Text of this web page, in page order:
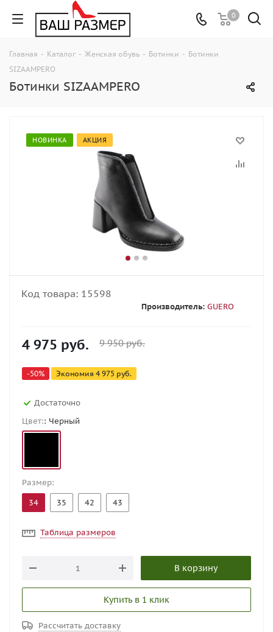
0
Главная - Каталог - Женская обувь - Ботинки - Ботинки
SIZAAMPERO
Ботинки SIZAAMPERO
НОВИНКА АКЦИЯ
Код товара: 15598
Производитель: GUERO
4 975 руб. 9 950руб.
-50% Экономия 4 975 руб.
Достаточно
Цвет:: Черный
Размер:
34
35 42 43
Таблица размеров
В корзину
Купить в 1 клик
Рассчитать доставку